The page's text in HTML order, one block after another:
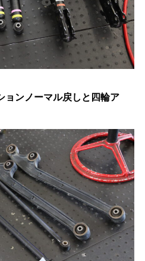
ョンノーマル戻しと四輪ア